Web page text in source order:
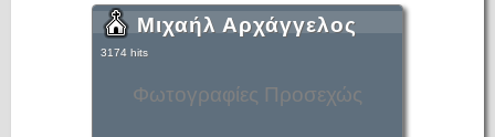
Φωτογραφίες Προσεχώς
Μιχαήλ Αρχάγγελος
3174 hits